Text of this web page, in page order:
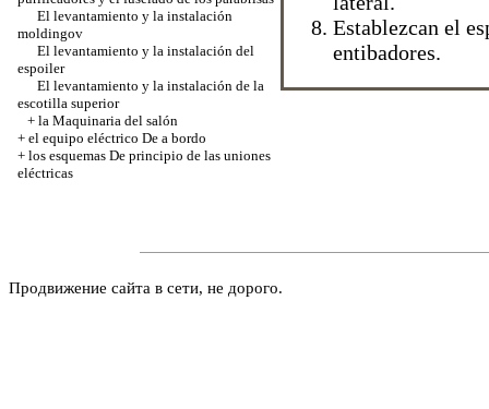
El levantamiento y la instalación
moldingov
El levantamiento y la instalación del
espoiler
El levantamiento y la instalación de la
escotilla superior
+ la Maquinaria del salón
+ el equipo eléctrico De a bordo
+ los esquemas De principio de las uniones
eléctricas
Establezcan el
entibadores.
Продвижение сайта в сети, не дорого.